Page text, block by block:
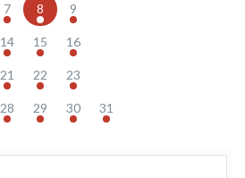
7 8 9
14 15 16
21 22 23
28 29 30 31